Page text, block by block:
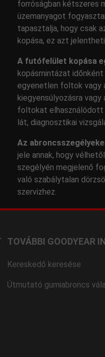
forróságban kétszeres
üzemanyagot
tapasztalja, hogy csak
kopása, ez azt
A futófelület kopása
kopásmintázat
egyenetlen foltok vagy
kiegyensúlyozásra
foltokat elhasználódott
lát, diagnosztikai
Az
jele annak, hogy
szegélyén megjelenő
való szabálytalan
szervizhez.
TOVÁBBI GOODYEAR
Kereskedő keresése
Útmutató gumiabroncs